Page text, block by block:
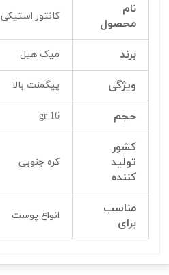
نام
محصول
کانتور استیکی
برند میک هیل
ویژگی پیگمنت بالا
حجم 16 gr
کشور
تولید
کننده
کره جنوبی
مناسب
برای
انواع پوست